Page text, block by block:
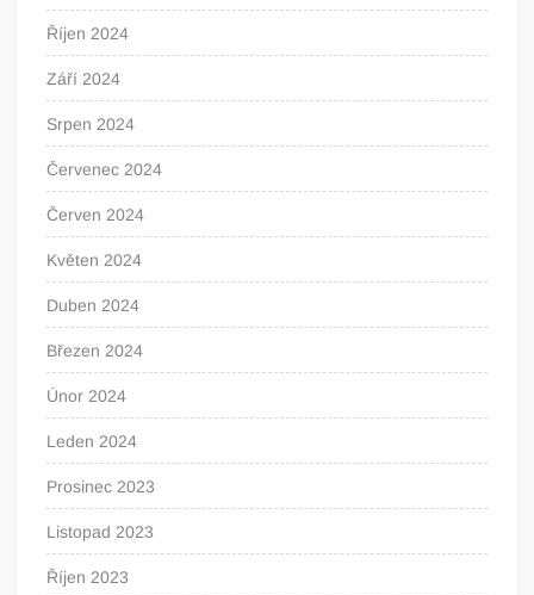
Říjen 2024
Září 2024
Srpen 2024
Červenec 2024
Červen 2024
Květen 2024
Duben 2024
Březen 2024
Únor 2024
Leden 2024
Prosinec 2023
Listopad 2023
Říjen 2023